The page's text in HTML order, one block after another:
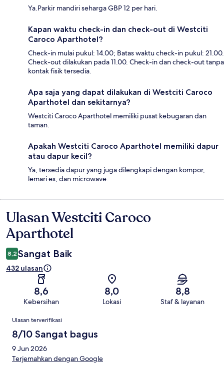
Ya.Parkir mandiri seharga GBP 12 per hari.
Kapan waktu check-in dan check-out di Westciti
Caroco Aparthotel?
Check-in mulai pukul: 14.00; Batas waktu check-in pukul: 21.00.
Check-out dilakukan pada 11.00. Check-in dan check-out tanpa
kontak fisik tersedia.
Apa saja yang dapat dilakukan di Westciti Caroco
Aparthotel dan sekitarnya?
Westciti Caroco Aparthotel memiliki pusat kebugaran dan
taman.
Apakah Westciti Caroco Aparthotel memiliki dapur
atau dapur kecil?
Ya, tersedia dapur yang juga dilengkapi dengan kompor,
lemari es, dan microwave.
Ulasan
Ulasan Westciti Caroco
Aparthotel
8,2 Sangat Baik
432 ulasan
8,6
Kebersihan
8,0
Lokasi
8,8
Staf & layanan
Ulasan
Ulasan terverifikasi
8/10 Sangat bagus
9 Jun 2026
Terjemahkan dengan Google